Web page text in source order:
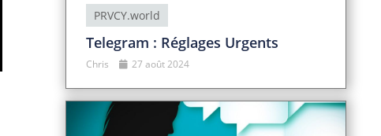
PRVCY.world
Telegram : Réglages Urgents
Chris 27 août 2024